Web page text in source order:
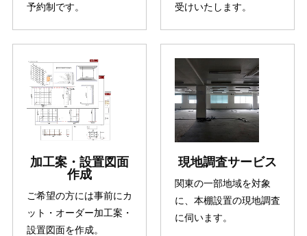
予約制です。
受けいたします。
加工案・設置図面
作成
ご希望の方には事前にカ
ット・オーダー加工案・
設置図面を作成。
現地調査サービス
関東の一部地域を対象
に、本棚設置の現地調査
に伺います。